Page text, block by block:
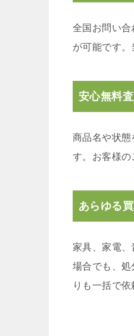
全国お問い合
が可能です。
安心無料
商品名や状態
す。お客様の
あらゆる
家具、家電
場合でも、処
りも一括で